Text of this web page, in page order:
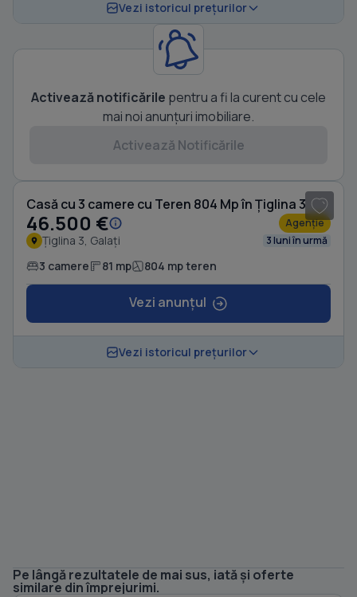
Vezi istoricul prețurilor
Activează notificările pentru a fi la curent cu cele
mai noi anunțuri imobiliare.
Activează Notificările
Casă cu 3 camere cu Teren 804 Mp în Țiglina 3
46.500 € Agenție
Țiglina 3, Galați 3 luni în urmă
3 camere 81 mp 804 mp teren
Vezi anunțul
Vezi istoricul prețurilor
Pe lângă rezultatele de mai sus, iată și oferte
similare din împrejurimi.